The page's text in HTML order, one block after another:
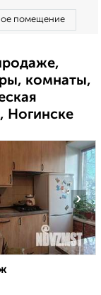
помещение
комнаты,
Ногинске
›